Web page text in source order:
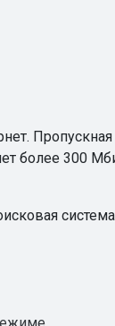
Пропускная
более 300